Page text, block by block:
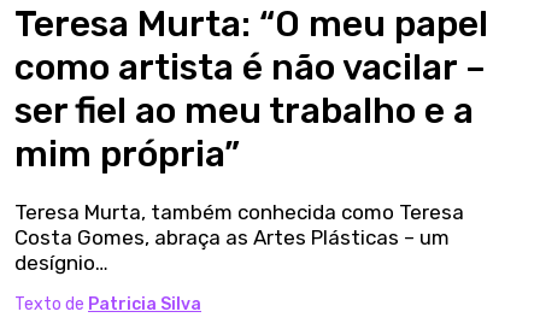
Teresa Murta: “O meu papel
como artista é não vacilar –
ser fiel ao meu trabalho e a
mim própria”
Teresa Murta, também conhecida como Teresa
Costa Gomes, abraça as Artes Plásticas – um
desígnio…
Texto de Patricia Silva